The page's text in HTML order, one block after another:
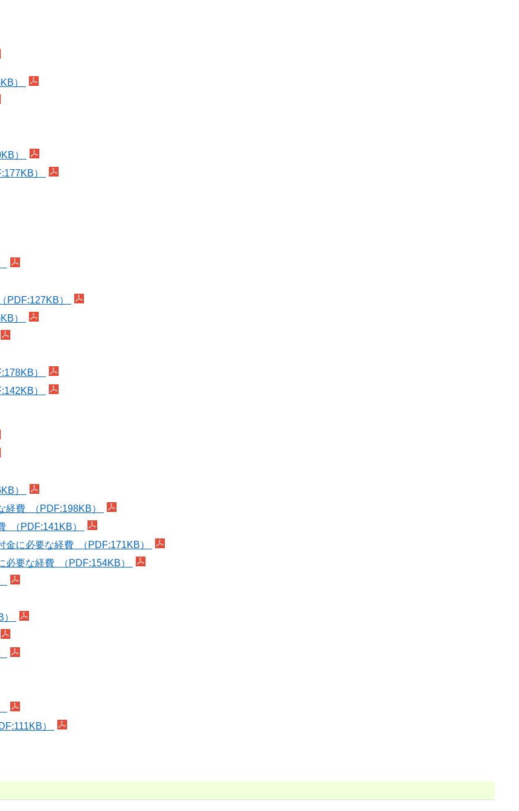
）
）
）
PDF:127KB）
）
）
）
）
経費 （PDF:198KB）
（PDF:141KB）
金に必要な経費 （PDF:171KB）
必要な経費 （PDF:154KB）
）